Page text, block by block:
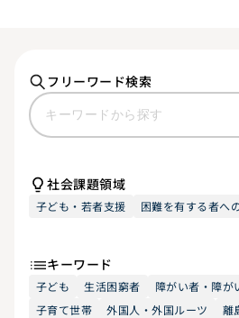
フリーワード検索
社会課題領域
子ども・若者支援 困難を有する者へ
キーワード
子ども 生活困窮者 障がい者・障が
子育て世帯
外国人・外国ルーツ
離